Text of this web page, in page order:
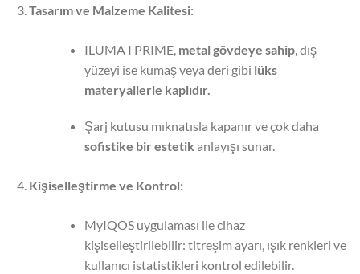
Tasarım ve Malzeme Kalitesi:
ILUMA I PRIME, metal gövdeye sahip, dış
yüzeyi ise kumaş veya deri gibi lüks
materyallerle kaplıdır.
Şarj kutusu mıknatısla kapanır ve çok daha
sofistike bir estetik anlayışı sunar.
Kişiselleştirme ve Kontrol:
MyIQOS uygulaması ile cihaz
kişiselleştirilebilir: titreşim ayarı, ışık renkleri ve
kullanıcı istatistikleri kontrol edilebilir.